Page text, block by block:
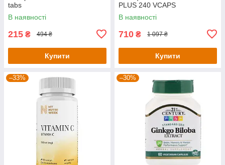
tabs
В наявності
215 ₴ 494 ₴
Купити
PLUS 240 VCAPS
В наявності
710 ₴ 1 097 ₴
Купити
–33% –30%